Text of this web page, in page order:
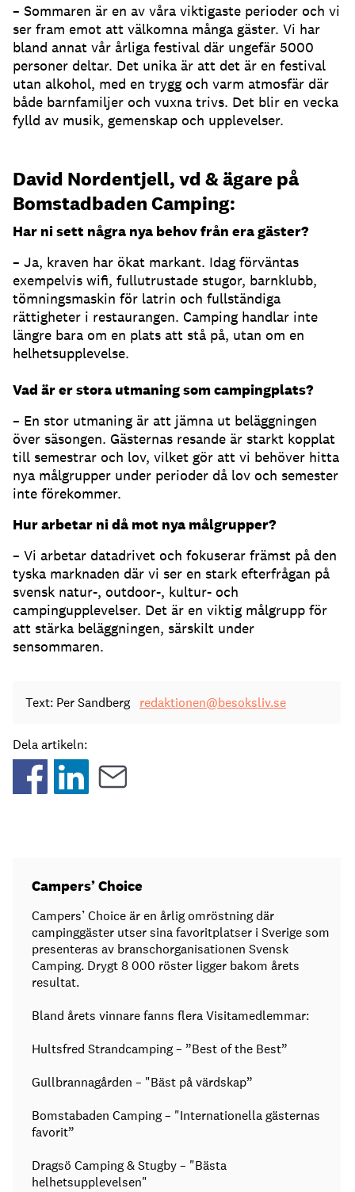
– Sommaren är en av våra viktigaste perioder och vi
ser fram emot att välkomna många gäster. Vi har
bland annat vår årliga festival där ungefär 5000
personer deltar. Det unika är att det är en festival
utan alkohol, med en trygg och varm atmosfär där
både barnfamiljer och vuxna trivs. Det blir en vecka
fylld av musik, gemenskap och upplevelser.
David Nordentjell, vd & ägare på
Bomstadbaden Camping:
Har ni sett några nya behov från era gäster?
– Ja, kraven har ökat markant. Idag förväntas
exempelvis wifi, fullutrustade stugor, barnklubb,
tömningsmaskin för latrin och fullständiga
rättigheter i restaurangen. Camping handlar inte
längre bara om en plats att stå på, utan om en
helhetsupplevelse.
Vad är er stora utmaning som campingplats?
– En stor utmaning är att jämna ut beläggningen
över säsongen. Gästernas resande är starkt kopplat
till semestrar och lov, vilket gör att vi behöver hitta
nya målgrupper under perioder då lov och semester
inte förekommer.
Hur arbetar ni då mot nya målgrupper?
– Vi arbetar datadrivet och fokuserar främst på den
tyska marknaden där vi ser en stark efterfrågan på
svensk natur-, outdoor-, kultur- och
campingupplevelser. Det är en viktig målgrupp för
att stärka beläggningen, särskilt under
sensommaren.
Text: Per Sandberg redaktionen@besoksliv.se
Dela artikeln:
Campers’ Choice
Campers’ Choice är en årlig omröstning där
campinggäster utser sina favoritplatser i Sverige som
presenteras av branschorganisationen Svensk
Camping. Drygt 8 000 röster ligger bakom årets
resultat.
Bland årets vinnare fanns flera Visitamedlemmar:
Hultsfred Strandcamping – ”Best of the Best”
Gullbrannagården – "Bäst på värdskap”
Bomstabaden Camping – "Internationella gästernas
favorit”
Dragsö Camping & Stugby – "Bästa
helhetsupplevelsen"